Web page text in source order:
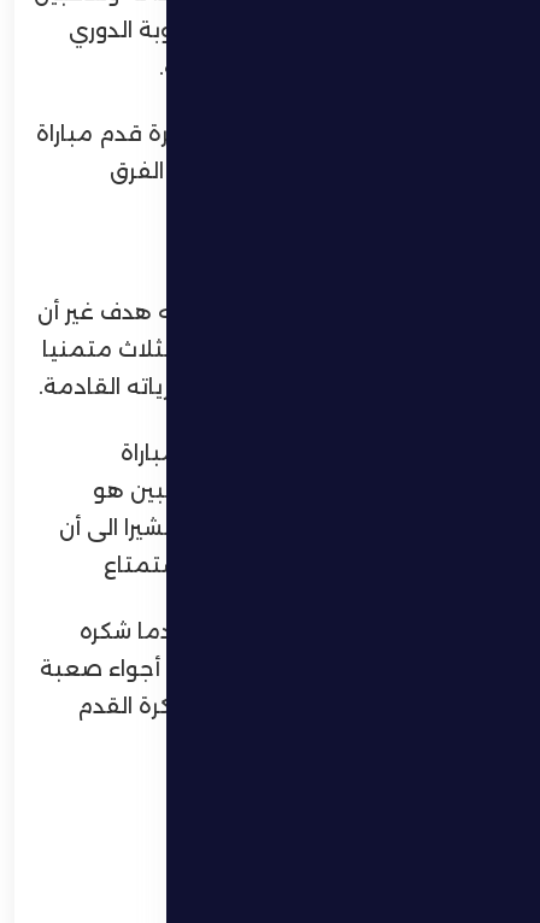
خاصه وأن الجميع يعلم مدى صعوبة الدوري
الاماراتي وكثافة فرق المقدمة فيه.
وأشار المدرب المونتغمري أن الظفرة قدم مباراة
جيدة ضد منافس قوي وأحد أوائل الفرق
مباراة جيدة، وارتكب خطأ وحيد كلفه هدف غير أن
الأهم بالنسبة له هو حصد النقاط الثلاث متمنيا
لنادي الوصل ومدربه الفوز في مبارياته القادمة.
وأكمل زيلكو أن عليه الاستعداد للمباراة
القادمة، والمهم بالنسبة لي ولللاعبين هو
تقديم كل ما لديهم وهذا يُسعده مشيرا الى أن
كرة القدم هي الأداء والاجتهاد والاستمتاع
واختتم زيلكو مؤتمره الصحفي مقدما شكره
لللاعبين اللذين قدموا أداءً رائع في أجواء صعبة
للغاية على كلا الفريقين مؤكدا أن كرة القدم